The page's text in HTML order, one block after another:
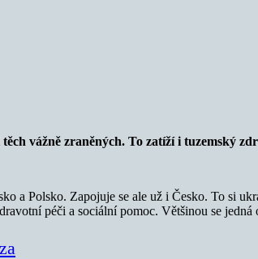
vážně zraněných. To zatíží i tuzemský
Polsko. Zapojuje se ale už i Česko. To si
péči a sociální pomoc. Většinou se jedná